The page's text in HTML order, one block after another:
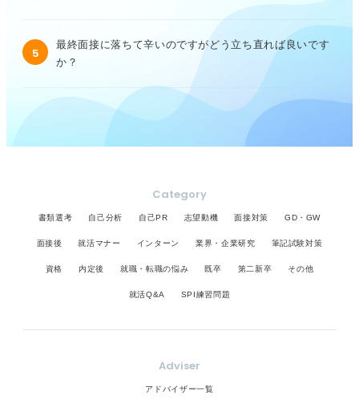
5
最終面接に落ちて辛いのですがどう立ち直れば良いです
か？
Category
書類選考 自己分析 自己PR 志望動機 面接対策 GD・GW
面接後 就活マナー インターン 業界・企業研究 筆記試験対策
資格 内定後 就職・転職の悩み 既卒 第二新卒 その他
就活Q&A SPI練習問題
Adviser
アドバイザー一覧